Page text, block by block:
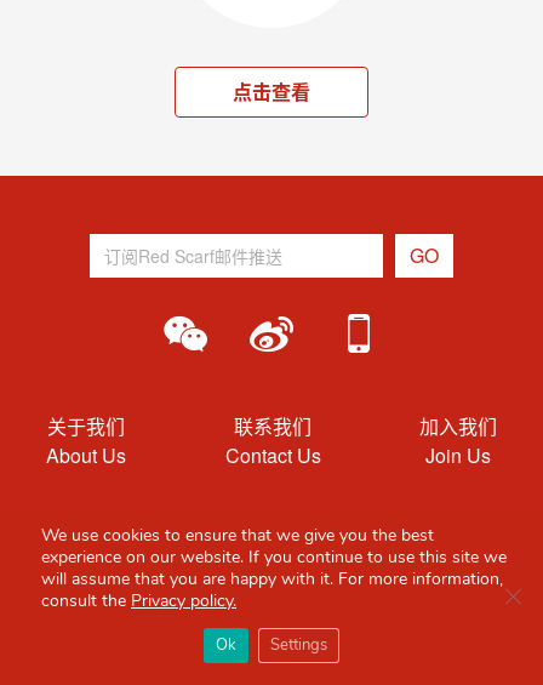
你必备的英国指南
点击查看
关于我们
About Us
联系我们
Contact Us
加入我们
Join Us
T&Cs
Privacy
We use cookies to ensure that we give you the best
experience on our website. If you continue to use this site we
will assume that you are happy with it. For more information,
consult the Privacy policy.
Ok Settings